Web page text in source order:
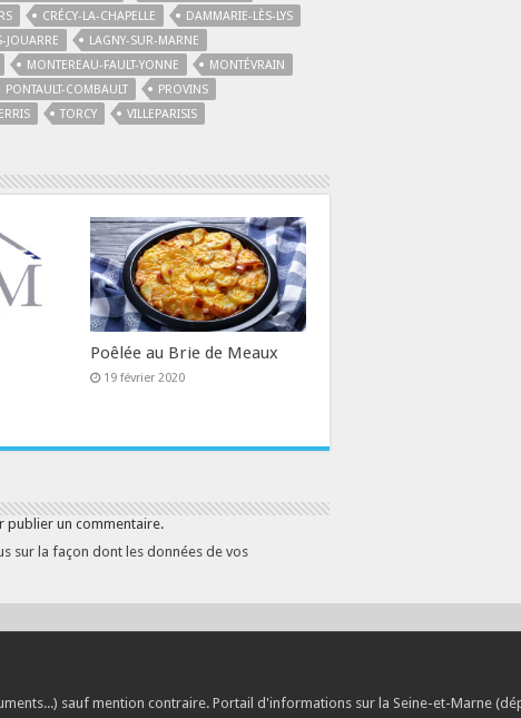
CRÉCY-LA-CHAPELLE
DAMMARIE-LÈS-LYS
JOUARRE
LAGNY-SUR-MARNE
MONTEREAU-FAULT-YONNE
MONTÉVRAIN
PONTAULT-COMBAULT
PROVINS
TORCY VILLEPARISIS
Poêlée au Brie de Meaux
19 février 2020
publier un commentaire.
sur la façon dont les données de vos
sauf mention contraire. Portail d'informations sur la Seine-et-Marne